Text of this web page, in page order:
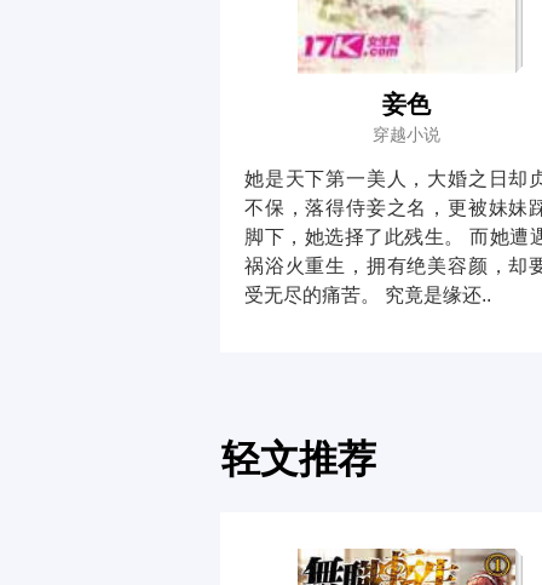
妾色
穿越小说
她是天下第一美人，大婚之日却
不保，落得侍妾之名，更被妹妹
脚下，她选择了此残生。 而她遭
祸浴火重生，拥有绝美容颜，却
受无尽的痛苦。 究竟是缘还..
轻文推荐